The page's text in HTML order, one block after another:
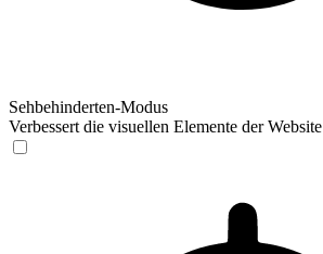
Sehbehinderten-Modus
Verbessert die visuellen Elemente der Website